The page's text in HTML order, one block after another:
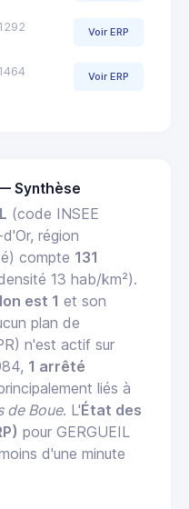
Voir ERP
Voir ERP
— Synthèse
(code INSEE
région
compte 131
13 hab/km²).
est 1 et son
plan de
n'est actif sur
1 arrêté
liés à
de Boue. L'État des
pour GERGUEIL
d'une minute